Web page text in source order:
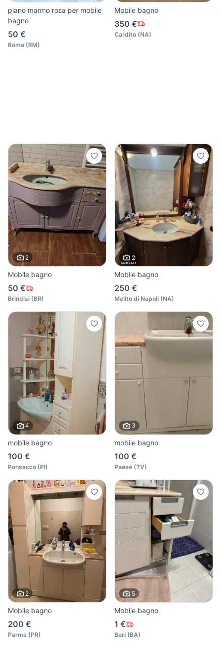
piano marmo rosa per mobile
bagno
50 €
Roma (RM)
Mobile bagno
350 €
Cardito (NA)
2
Mobile bagno
50 €
Brindisi (BR)
2
Mobile bagno
250 €
Melito di Napoli (NA)
4
mobile bagno
100 €
Ponsacco (PI)
3
mobile bagno
100 €
Paese (TV)
2
Mobile bagno
200 €
Parma (PR)
5
Mobile bagno
1 €
Bari (BA)